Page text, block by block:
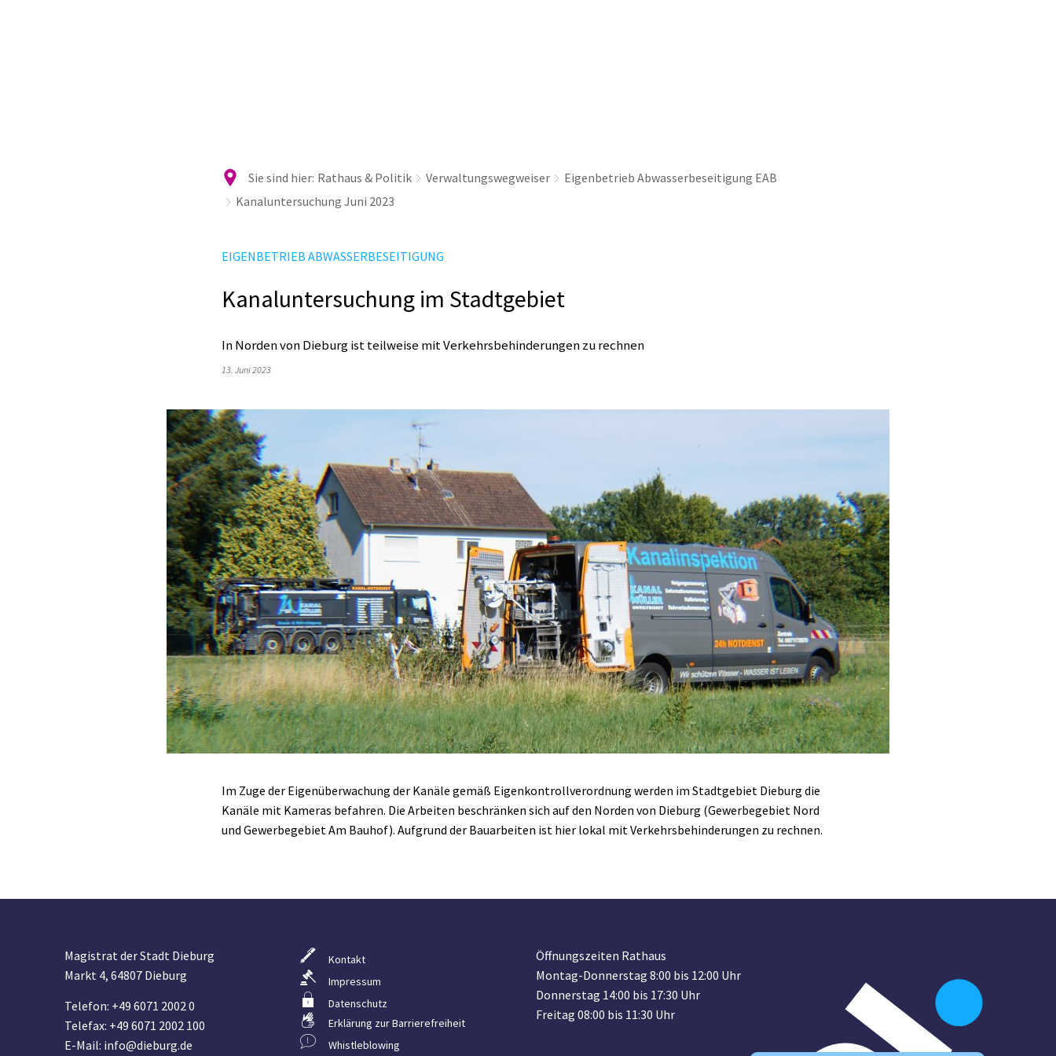
Sie sind hier: Rathaus & Politik Verwaltungswegweiser
Eigenbetrieb Abwasserbeseitigung EAB
Kanaluntersuchung Juni 2023
EIGENBETRIEB ABWASSERBESEITIGUNG
Kanaluntersuchung im Stadtgebiet
In Norden von Dieburg ist teilweise mit Verkehrsbehinderungen zu rechnen
13. Juni 2023
Im Zuge der Eigenüberwachung der Kanäle gemäß Eigenkontrollverordnung werden im Stadtgebiet Dieburg die
Kanäle mit Kameras befahren. Die Arbeiten beschränken sich auf den Norden von Dieburg (Gewerbegebiet Nord
und Gewerbegebiet Am Bauhof). Aufgrund der Bauarbeiten ist hier lokal mit Verkehrsbehinderungen zu rechnen.
Magistrat der Stadt Dieburg
Markt 4, 64807 Dieburg
Telefon: +49 6071 2002 0
Telefax: +49 6071 2002 100
E-Mail: info@dieburg.de
Kontakt
Impressum
Datenschutz
Erklärung zur Barrierefreiheit
Whistleblowing
Öffnungszeiten Rathaus
Montag-Donnerstag 8:00 bis 12:00 Uhr
Donnerstag 14:00 bis 17:30 Uhr
Freitag 08:00 bis 11:30 Uhr